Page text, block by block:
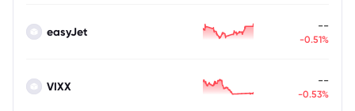
easyJet --
-0.51%
VIXX --
-0.53%